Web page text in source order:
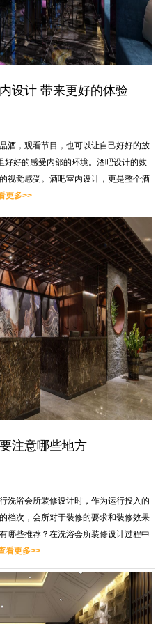
设计 带来更好的体验
酒，观看节目，也可以让自己好好的放
好好的感受内部的环境。酒吧设计的效
视觉感受。酒吧室内设计，更是整个酒
更多>>
注意哪些地方
洗浴会所装修设计时，作为运行投入的
档次，会所对于装修的要求和装修效果
哪些推荐？在洗浴会所装修设计过程中
看更多>>